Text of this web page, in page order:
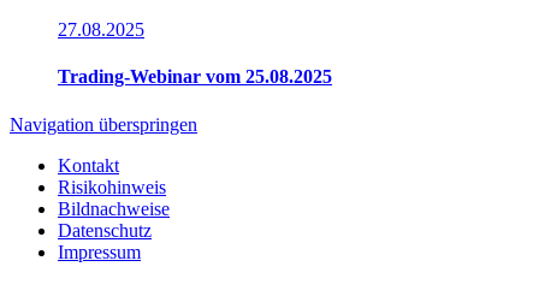
27.08.2025
Trading-Webinar vom 25.08.2025
Navigation überspringen
Kontakt
Risikohinweis
Bildnachweise
Datenschutz
Impressum